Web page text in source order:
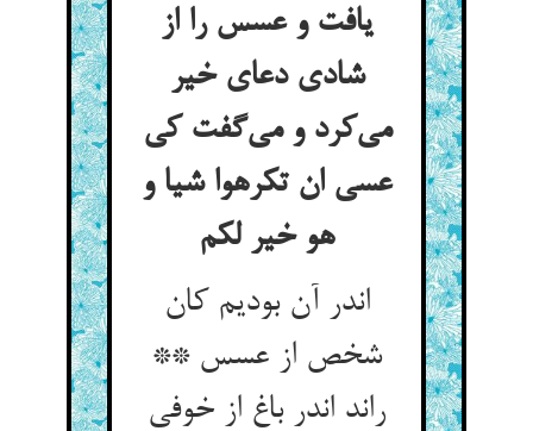
یافت و عسس را از
شادی دعای خیر
می‌کرد و می‌گفت کی
عسی ان تکرهوا شیا و
هو خیر لکم
اندر آن بودیم کان
شخص از عسس **
راند اندر باغ از خوفی